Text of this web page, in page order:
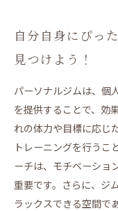
自分自身にぴっ
見つけよう！
パーソナルジムは、個
を提供することで、効
れの体力や目標に応じ
トレーニングを行うこ
ーチは、モチベーショ
重要です。さらに、ジ
ラックスできる空間で